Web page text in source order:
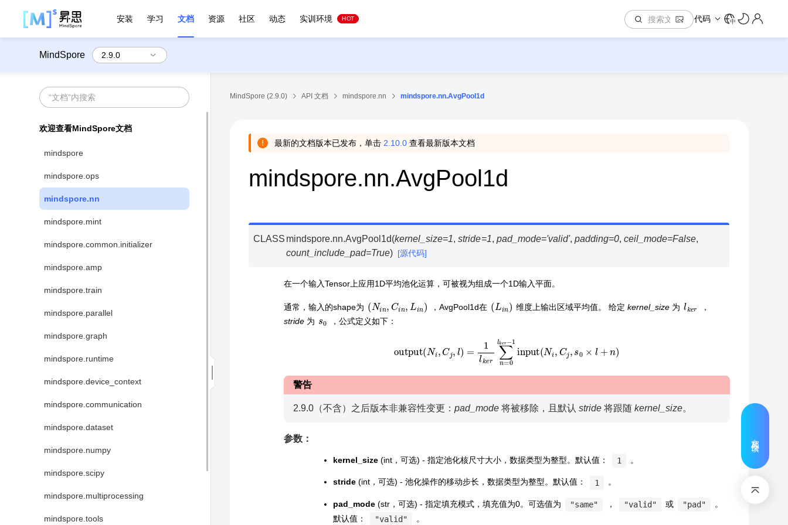
安装 学习 文档 资源 社区 动态 实训环境 HOT 代码 中
MindSpore
欢迎查看MindSpore文档
mindspore
mindspore.ops
mindspore.nn
mindspore.mint
mindspore.common.initializer
mindspore.amp
mindspore.train
mindspore.parallel
mindspore.graph
mindspore.runtime
mindspore.device_context
mindspore.communication
mindspore.dataset
mindspore.numpy
mindspore.scipy
mindspore.multiprocessing
mindspore.tools
MindSpore (2.9.0) API 文档 mindspore.nn mindspore.nn.AvgPool1d
最新的文档版本已发布，单击 2.10.0 查看最新版本文档
mindspore.nn.AvgPool1d
CLASS mindspore.nn.AvgPool1d(kernel_size=1,stride=1, pad_mode='valid', padding=0, ceil_mode=False,
count_include_pad=True) [源代码]
在一个输入Tensor上应用1D平均池化运算，可被视为组成一个1D输入平面。
通常，输入的shape为 ( Ni Cin in ，AvgPool1d在 ( Li ) 维度上输出区域平均值。 给定kernel_size 为 lk
，
stride 为 ，公式定义如下：
= k
警告
2.9.0（不含）之后版本非兼容性变更： pad_mode 将被移除，且默认 stride 将跟随 kernel_size。
参数：
kernel_size (int，可选) - 指定池化核尺寸大小，数据类型为整型。默认值： 1 。
stride (int，可选) - 池化操作的移动步长，数据类型为整型。默认值： 1 。
pad_mode (str，可选) - 指定填充模式，填充值为0。可选值为 "same" ， "valid" 或 "pad"
。
默认值：
"valid" 。